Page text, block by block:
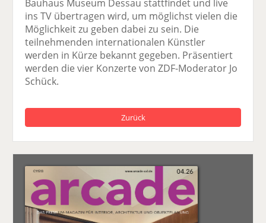
Bauhaus Museum Dessau stattfindet und live
ins TV übertragen wird, um möglichst vielen die
Möglichkeit zu geben dabei zu sein. Die
teilnehmenden internationalen Künstler
werden in Kürze bekannt gegeben. Präsentiert
werden die vier Konzerte von ZDF-Moderator Jo
Schück.
Zurück